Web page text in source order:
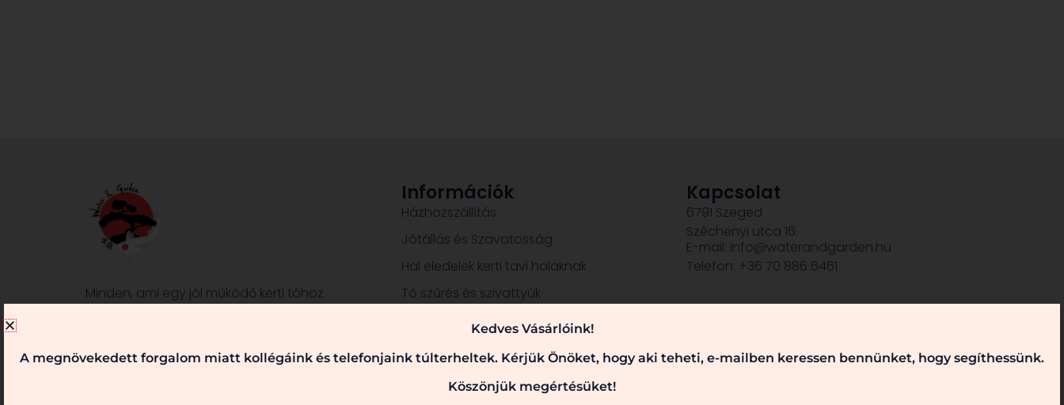
Minden, ami egy jól működő kerti tóhoz
szaktanácsainkat! Keressen bennünket!
Információk
Házhozszállítás
Jótállás és Szavatosság
Hal eledelek kerti tavi halaknak
Tó szűrés és szivattyúk
Dekorációk, szobrok
Kapcsolat
6791 Szeged
Széchenyi utca 16.
E-mail: info@waterandgarden.hu
Telefon: +36 70 886 6461
Kedves Vásárlóink!
A megnövekedett forgalom miatt kollégáink és telefonjaink túlterheltek. Kérjük Önöket, hogy aki teheti, e-mailben keressen bennünket, hogy segíthessünk.
Köszönjük megértésüket!